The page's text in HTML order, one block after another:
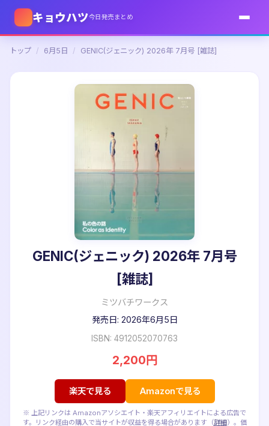
キョウハツ今日発売まとめ
トップ / 6月5日 / GENIC(ジェニック) 2026年 7月号 [雑誌]
GENIC(ジェニック) 2026年 7月号
[雑誌]
ミツバチワークス
発売日: 2026年6月5日
ISBN: 4912052070763
2,200円
楽天で見る Amazonで見る
※ 上記リンクは Amazonアソシエイト・楽天アフィリエイトによる広告で
す。リンク経由の購入で当サイトが収益を得る場合があります（詳細）。価